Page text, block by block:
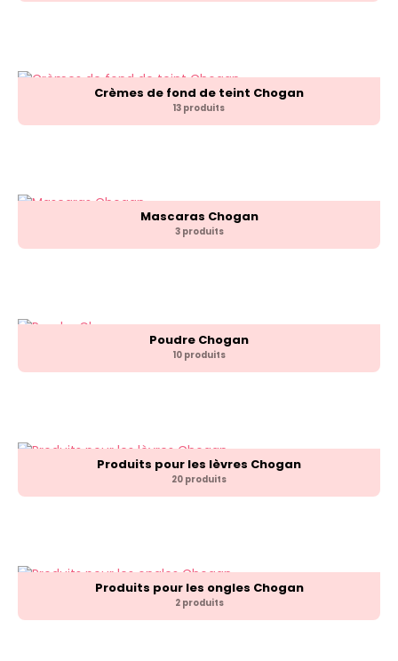
Crèmes de fond de teint Chogan
13 produits
Mascaras Chogan
3 produits
Poudre Chogan
10 produits
Produits pour les lèvres Chogan
20 produits
Produits pour les ongles Chogan
2 produits